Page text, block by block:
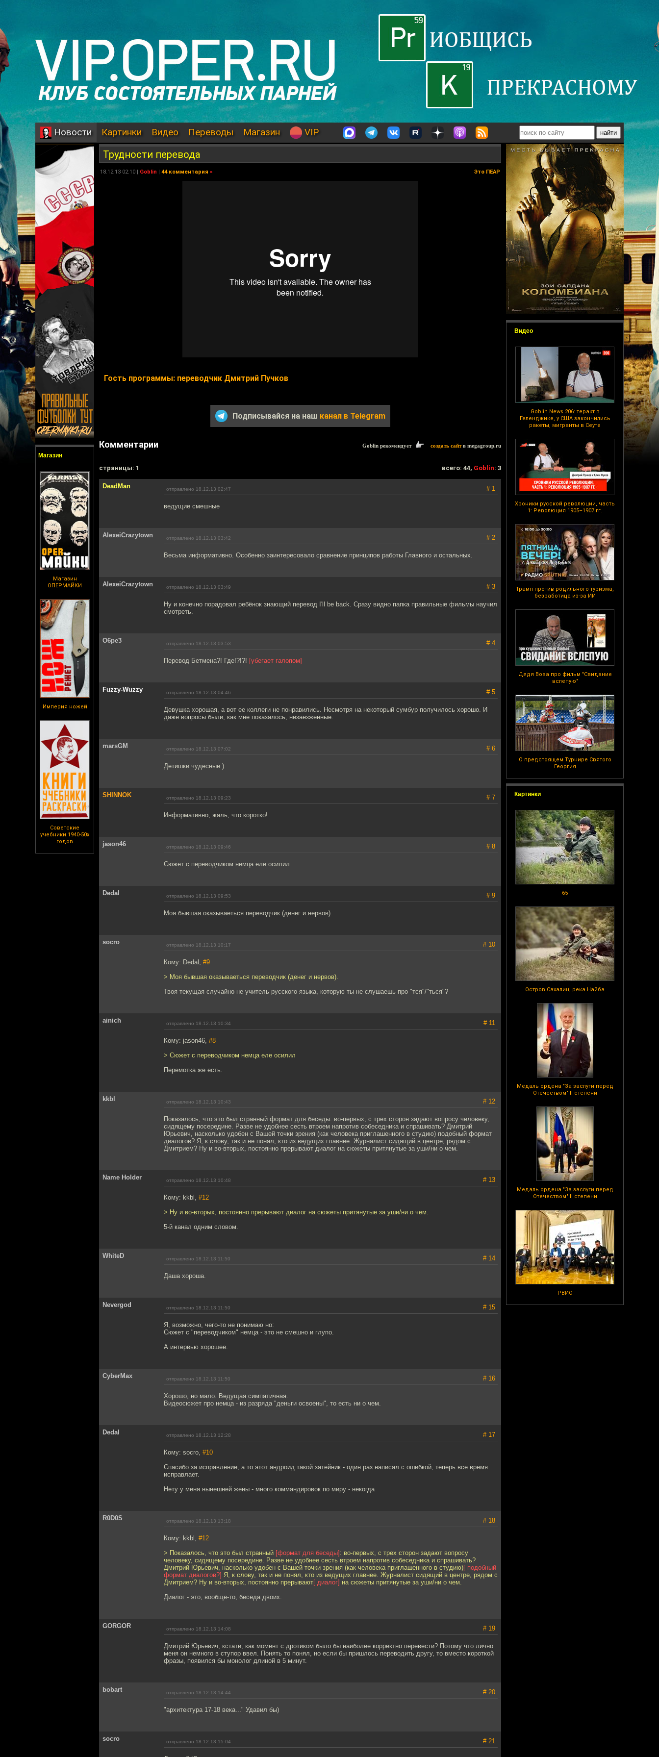
Новости Картинки Видео Переводы Магазин VIP
Магазин
Магазин
ОПЕРМАЙКИ
Империя ножей
Советские
учебники 1940-50х
годов
Видео
Goblin News 206: теракт в
Геленджике, у США закончились
ракеты, мигранты в Сеуте
Хроники русской революции, часть
1: Революция 1905–1907 гг.
Трамп против родильного туризма,
безработица из-за ИИ
Дядя Вова про фильм "Свидание
вслепую"
О предстоящем Турнире Святого
Георгия
Картинки
65
Остров Сахалин, река Найба
Медаль ордена "За заслуги перед
Отечеством" II степени
Медаль ордена "За заслуги перед
Отечеством" II степени
РВИО
Трудности перевода
18.12.13 02:10 | Goblin | 44 комментария » Это ПЕАР
Гость программы: переводчик Дмитрий Пучков
Подписывайся на наш канал в Telegram
Комментарии Goblin рекомендует создать сайтв megagroup.ru
cтраницы: 1 всего: 44, Goblin: 3
DeadMan отправлено 18.12.13 02:47 # 1
ведущие смешные
AlexeiCrazytown отправлено 18.12.13 03:42 # 2
Весьма информативно. Особенно заинтересовало сравнение принципов работы Главного и остальных.
AlexeiCrazytown отправлено 18.12.13 03:49 # 3
Ну и конечно порадовал ребёнок знающий перевод I'll be back. Сразу видно папка правильные фильмы научил
смотреть.
O6pe3 отправлено 18.12.13 03:53 # 4
Перевод Бетмена?! Где!?!?! [убегает галопом]
Fuzzy-Wuzzy отправлено 18.12.13 04:46 # 5
Девушка хорошая, а вот ее коллеги не понравились. Несмотря на некоторый сумбур получилось хорошо. И
даже вопросы были, как мне показалось, незаезженные.
marsGM отправлено 18.12.13 07:02 # 6
Детишки чудесные )
SHINNOK отправлено 18.12.13 09:23 # 7
Информативно, жаль, что коротко!
jason46 отправлено 18.12.13 09:46 # 8
Сюжет с переводчиком немца еле осилил
Dedal отправлено 18.12.13 09:53 # 9
Моя бывшая оказываеться переводчик (денег и нервов).
socro отправлено 18.12.13 10:17 # 10
Кому: Dedal, #9
> Моя бывшая оказываеться переводчик (денег и нервов).
Твоя текущая случайно не учитель русского языка, которую ты не слушаешь про "тся"/"ться"?
ainich отправлено 18.12.13 10:34 # 11
Кому: jason46, #8
> Сюжет с переводчиком немца еле осилил
Перемотка же есть.
kkbl отправлено 18.12.13 10:43 # 12
Показалось, что это был странный формат для беседы: во-первых, с трех сторон задают вопросу человеку,
сидящему посередине. Разве не удобнее сесть втроем напротив собеседника и спрашивать? Дмитрий
Юрьевич, насколько удобен с Вашей точки зрения (как человека приглашенного в студию) подобный формат
диалогов? Я, к слову, так и не понял, кто из ведущих главнее. Журналист сидящий в центре, рядом с
Дмитрием? Ну и во-вторых, постоянно прерывают диалог на сюжеты притянутые за уши/ни о чем.
Name Holder отправлено 18.12.13 10:48 # 13
Кому: kkbl, #12
> Ну и во-вторых, постоянно прерывают диалог на сюжеты притянутые за уши/ни о чем.
5-й канал одним словом.
WhiteD отправлено 18.12.13 11:50 # 14
Даша хороша.
Nevergod отправлено 18.12.13 11:50 # 15
Я, возможно, чего-то не понимаю но:
Сюжет с "переводчиком" немца - это не смешно и глупо.
А интервью хорошее.
CyberMax отправлено 18.12.13 11:50 # 16
Хорошо, но мало. Ведущая симпатичная.
Видеосюжет про немца - из разряда "деньги освоены", то есть ни о чем.
Dedal отправлено 18.12.13 12:28 # 17
Кому: socro, #10
Спасибо за исправление, а то этот андроид такой затейник - один раз написал с ошибкой, теперь все время
исправлает.
Нету у меня нынешней жены - много коммандировок по миру - некогда
R0D0S отправлено 18.12.13 13:18 # 18
Кому: kkbl, #12
> Показалось, что это был странный [формат для беседы] : во-первых, с трех сторон задают вопросу
человеку, сидящему посередине. Разве не удобнее сесть втроем напротив собеседника и спрашивать?
Дмитрий Юрьевич, насколько удобен с Вашей точки зрения (как человека приглашенного в студию)[ подобный
формат диалогов?] Я, к слову, так и не понял, кто из ведущих главнее. Журналист сидящий в центре, рядом с
Дмитрием? Ну и во-вторых, постоянно прерывают[ диалог] на сюжеты притянутые за уши/ни о чем.
Диалог - это, вообще-то, беседа двоих.
GORGOR отправлено 18.12.13 14:08 # 19
Дмитрий Юрьевич, кстати, как момент с дротиком было бы наиболее корректно перевести? Потому что лично
меня он немного в ступор ввел. Понять то понял, но если бы пришлось переводить другу, то вместо короткой
фразы, появился бы монолог длиной в 5 минут.
bobart отправлено 18.12.13 14:44 # 20
"архитектура 17-18 века..." Удавил бы)
socro отправлено 18.12.13 15:04 # 21